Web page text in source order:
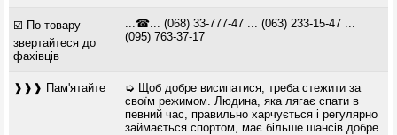
☑️ По товару
звертайтеся до
фахівців
...☎... (068) 33-777-47 ... (063) 233-15-47 ...
(095) 763-37-17
❱❱❱ Пам'ятайте
➭ Щоб добре висипатися, треба стежити за
своїм режимом. Людина, яка лягає спати в
певний час, правильно харчується і регулярно
займається спортом, має більше шансів добре